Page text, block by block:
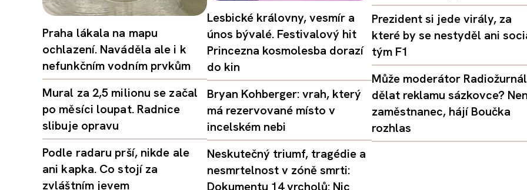
Praha lákala na mapu
ochlazení. Naváděla ale i k
nefunkčním vodním prvkům
Mural za 2,5 milionu se začal
po měsíci loupat. Radnice
slibuje opravu
Podle radaru prší, nikde ale
ani kapka. Co stojí za
zvláštním jevem
Lesbické královny, vesmír a
únos bývalé. Festivalový hit
Princezna kosmolesba dorazí
do kin
Bryan Kohberger: vrah, který
má rezervované místo v
incelském nebi
Neskutečný triumf, tragédie a
nesmrtelnost v zóně smrti:
Dokumentu 14 vrcholů: Nic
Prezident si jede virály, za
které by se nestyděl ani
tým F1
Může moderátor
dělat reklamu sázkovce?
zaměstnanec, hájí Boučka
rozhlas